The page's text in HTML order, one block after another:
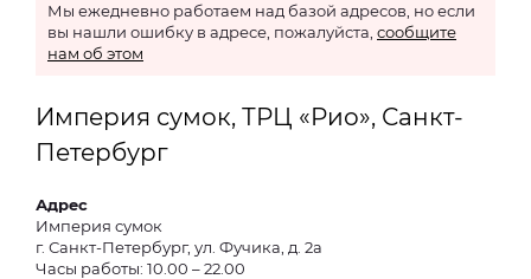
Мы ежедневно работаем над базой адресов, но если
вы нашли ошибку в адресе, пожалуйста, сообщите
нам об этом
Империя сумок, ТРЦ «Рио», Санкт-
Петербург
Адрес
Империя сумок
г. Санкт-Петербург, ул. Фучика, д. 2а
Часы работы: 10.00 – 22.00